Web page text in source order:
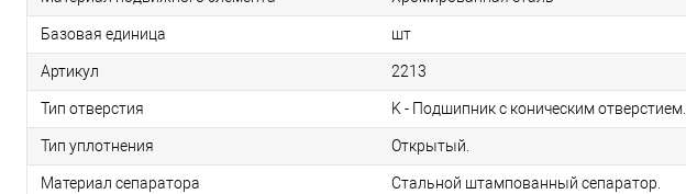
Базовая единица шт
Артикул 2213
Тип отверстия K - Подшипник с коническим отверстием.
Тип уплотнения Открытый.
Материал сепаратора Стальной штампованный сепаратор.